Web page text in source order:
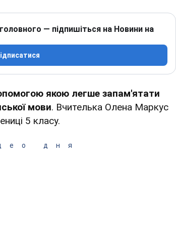
— підпишіться на Новини на
якою легше запам'ятати
мови. Вчителька Олена Маркус
5 класу.
дня